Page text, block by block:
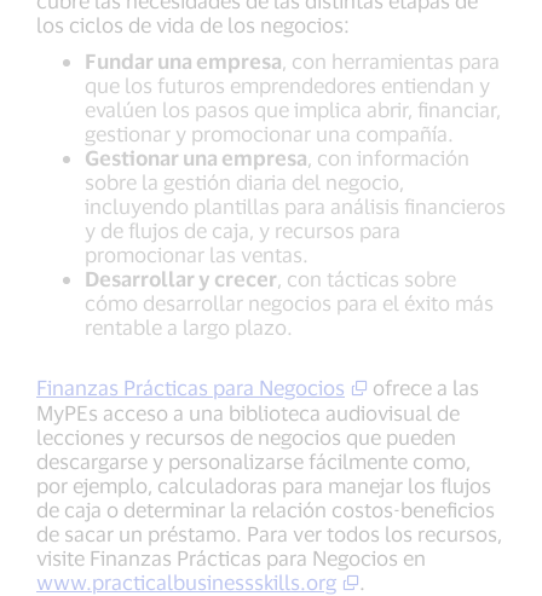
los ciclos de vida de los negocios:
Fundar una empresa, con herramientas para
que los futuros emprendedores entiendan y
evalúen los pasos que implica abrir, financiar,
gestionar y promocionar una compañía.
Gestionar una empresa, con información
sobre la gestión diaria del negocio,
incluyendo plantillas para análisis financieros
y de flujos de caja, y recursos para
promocionar las ventas.
Desarrollar y crecer, con tácticas sobre
cómo desarrollar negocios para el éxito más
rentable a largo plazo.
Finanzas Prácticas para Negocios
ofrece a las
MyPEs acceso a una biblioteca audiovisual de
lecciones y recursos de negocios que pueden
descargarse y personalizarse fácilmente como,
por ejemplo, calculadoras para manejar los flujos
de caja o determinar la relación costos-beneficios
de sacar un préstamo. Para ver todos los recursos,
visite Finanzas Prácticas para Negocios en
www.practicalbusinessskills.org
.